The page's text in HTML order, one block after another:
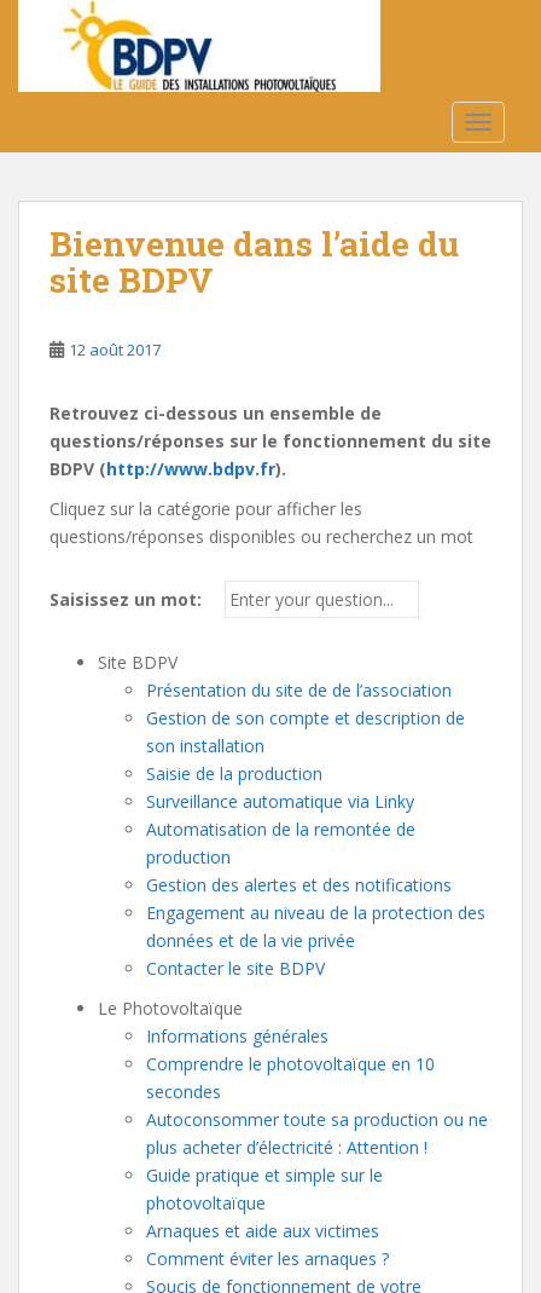
o
Bienvenue dans l’aide du
site BDPV
12 août 2017
Retrouvez ci-dessous un ensemble de
questions/réponses sur le fonctionnement du site
BDPV (http://www.bdpv.fr).
Cliquez sur la catégorie pour afficher les
questions/réponses disponibles ou recherchez un mot
Saisissez un mot:
Site BDPV
Présentation du site de de l’association
Gestion de son compte et description de
son installation
Saisie de la production
Surveillance automatique via Linky
Automatisation de la remontée de
production
Gestion des alertes et des notifications
Engagement au niveau de la protection des
données et de la vie privée
Contacter le site BDPV
Le Photovoltaïque
Informations générales
Comprendre le photovoltaïque en 10
secondes
Autoconsommer toute sa production ou ne
plus acheter d’électricité : Attention !
Guide pratique et simple sur le
photovoltaïque
Arnaques et aide aux victimes
Comment éviter les arnaques ?
Soucis de fonctionnement de votre